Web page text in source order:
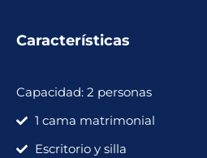
Características
Capacidad: 2 personas
1 cama matrimonial
Escritorio y silla